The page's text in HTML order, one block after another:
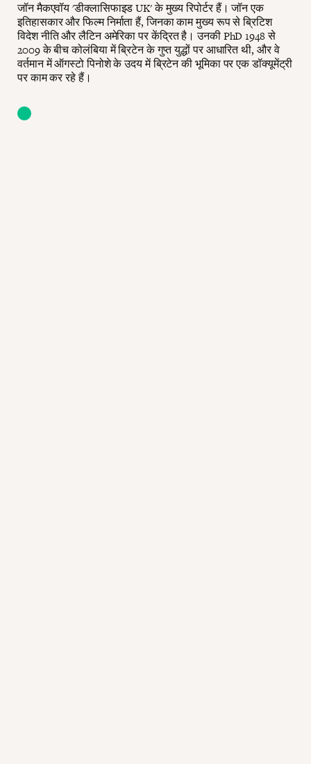
जॉन मैकएवॉय 'डीक्लासिफाइड UK' के मुख्य रिपोर्टर हैं। जॉन एक
इतिहासकार और फिल्म निर्माता हैं, जिनका काम मुख्य रूप से ब्रिटिश
विदेश नीति और लैटिन अमेरिका पर केंद्रित है। उनकी PhD 1948 से
2009 के बीच कोलंबिया में ब्रिटेन के गुप्त युद्धों पर आधारित थी, और वे
वर्तमान में ऑगस्टो पिनोशे के उदय में ब्रिटेन की भूमिका पर एक डॉक्यूमेंट्री
पर काम कर रहे हैं।